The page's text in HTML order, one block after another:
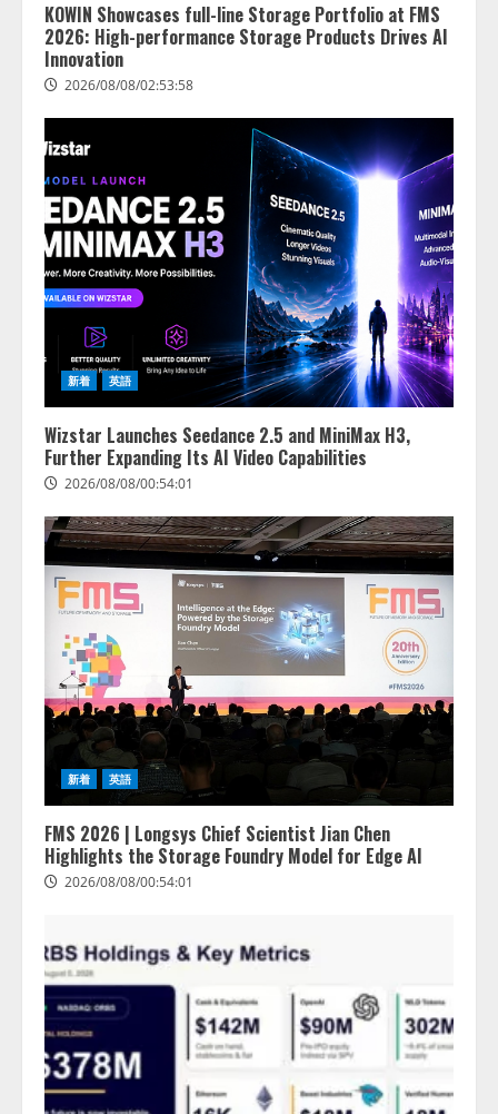
る」と
回答
2026/08/07/13:53:50
2026/08/07/10:54:31
KOWIN Showcases full-line Storage Portfolio at FMS
2026: High-performance Storage Products Drives AI
Innovation
2026/08/08/02:53:58
新着 英語
Wizstar Launches Seedance 2.5 and MiniMax H3,
Further Expanding Its AI Video Capabilities
2026/08/08/00:54:01
新着 英語
FMS 2026 | Longsys Chief Scientist Jian Chen
Highlights the Storage Foundry Model for Edge AI
2026/08/08/00:54:01